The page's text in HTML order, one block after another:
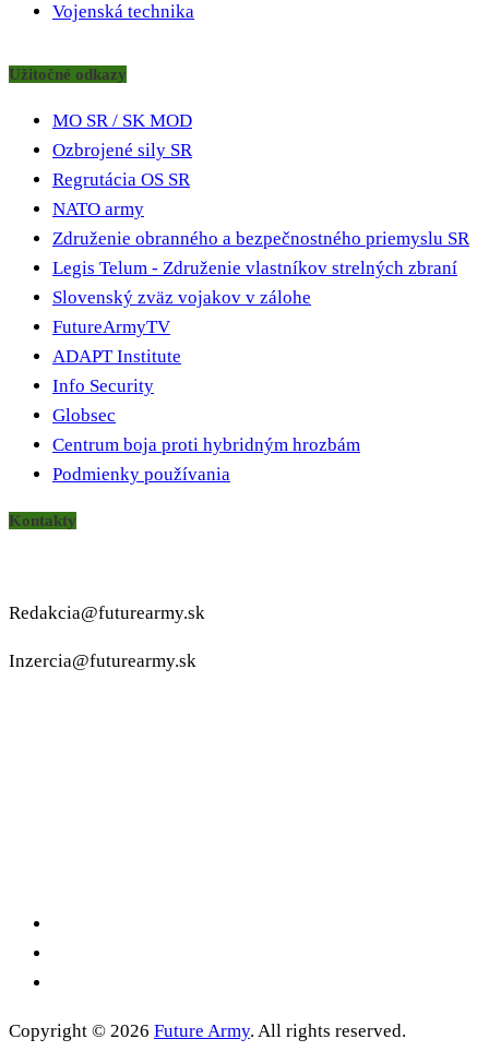
Vojenská technika
Užitočné odkazy
MO SR / SK MOD
Ozbrojené sily SR
Regrutácia OS SR
NATO army
Združenie obranného a bezpečnostného priemyslu SR
Legis Telum - Združenie vlastníkov strelných zbraní
Slovenský zväz vojakov v zálohe
FutureArmyTV
ADAPT Institute
Info Security
Globsec
Centrum boja proti hybridným hrozbám
Podmienky používania
Kontakty
Redakcia@futurearmy.sk
Inzercia@futurearmy.sk
Copyright © 2026 Future Army. All rights reserved.